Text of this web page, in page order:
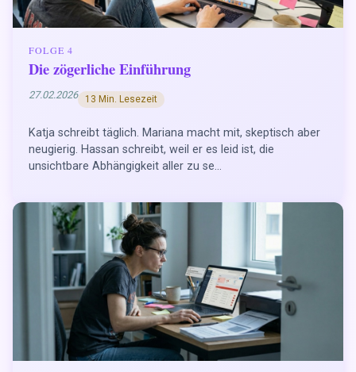
FOLGE 4
Die zögerliche Einführung
27.02.2026 13 Min. Lesezeit
Katja schreibt täglich. Mariana macht mit, skeptisch aber
neugierig. Hassan schreibt, weil er es leid ist, die
unsichtbare Abhängigkeit aller zu se...